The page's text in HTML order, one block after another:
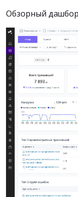
Обзорный